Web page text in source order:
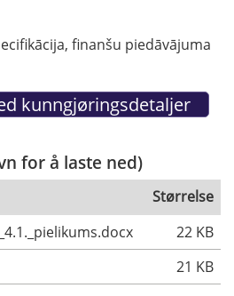
finanšu piedāvājuma
for å laste ned)
Størrelse
22 KB
21 KB